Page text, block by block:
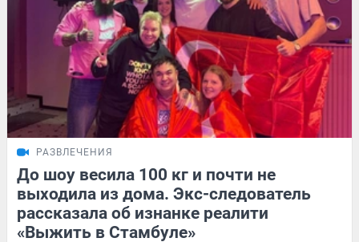
РАЗВЛЕЧЕНИЯ
До шоу весила 100 кг и почти не
выходила из дома. Экс-следователь
рассказала об изнанке реалити
«Выжить в Стамбуле»